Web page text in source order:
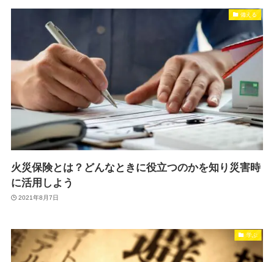
備える
火災保険とは？どんなときに役立つのかを知り災害時
に活用しよう
2021年8月7日
学ぶ